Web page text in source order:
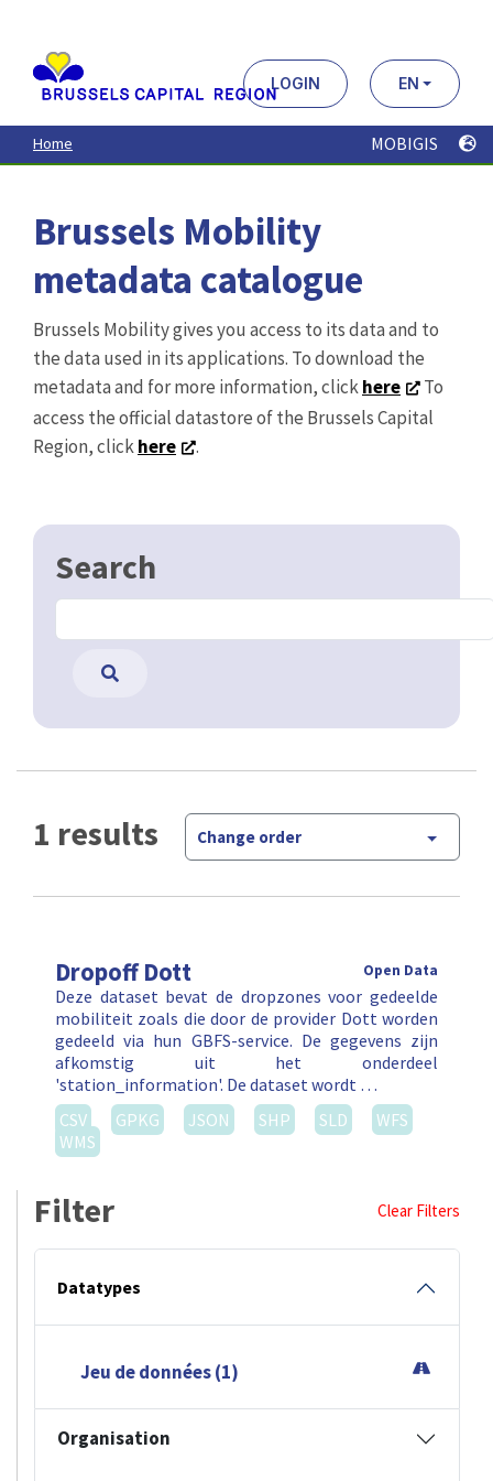
contenu
principal
LOGIN EN
Home MOBIGIS
Brussels Mobility
metadata catalogue
Brussels Mobility gives you access to its data and to
the data used in its applications. To download the
metadata and for more information, clickhere
To
access the official datastore of the Brussels Capital
Region, clickhere .
Search
1 results Change order
Dropoff Dott Open Data
Deze dataset bevat de dropzones voor gedeelde
mobiliteit zoals die door de provider Dott worden
gedeeld via hun GBFS-service. De gegevens zijn
afkomstig uit het onderdeel
'station_information'. De dataset wordt …
CSV
GPKG JSON SHP SLD
WFS
WMS
Filter Clear Filters
Datatypes
Jeu de données (1)
Organisation